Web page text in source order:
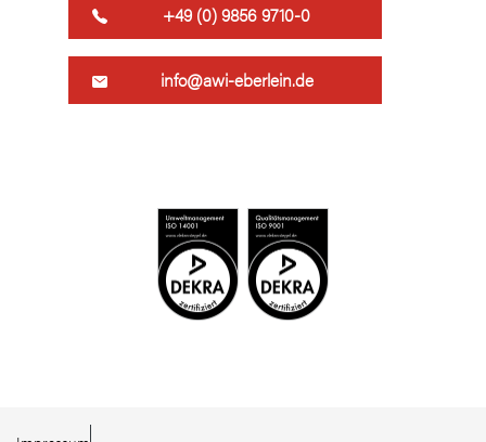
+49 (0) 9856 9710-0
info@awi-eberlein.de